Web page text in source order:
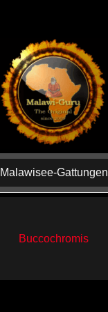
Malawisee-Gattungen
Buccochromis